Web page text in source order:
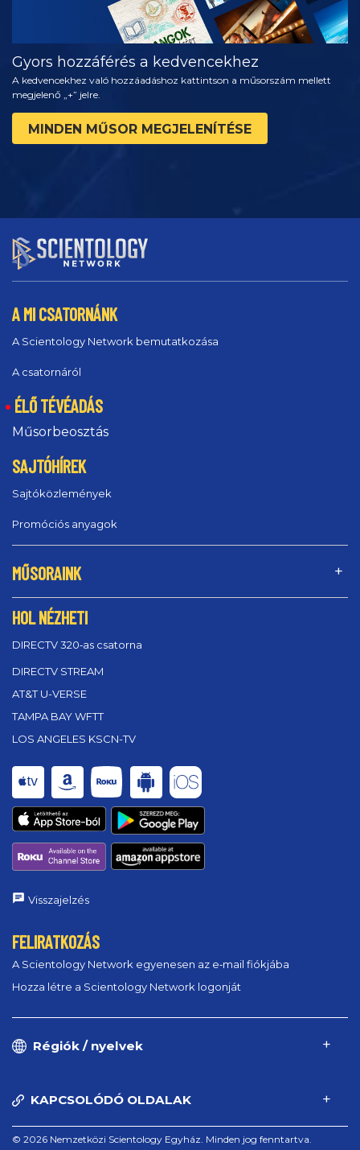
Gyors hozzáférés a kedvencekhez
A kedvencekhez való hozzáadáshoz kattintson a műsorszám mellett
megjelenő „+” jelre.
MINDEN MŰSOR MEGJELENÍTÉSE
A MI CSATORNÁNK
A Scientology Network bemutatkozása
A csatornáról
ÉLŐ TÉVÉADÁS
Műsorbeosztás
SAJTÓHÍREK
Sajtóközlemények
Promóciós anyagok
MŰSORAINK
HOL NÉZHETI
DIRECTV 320‑as csatorna
DIRECTV STREAM
AT&T U-VERSE
TAMPA BAY WFTT
LOS ANGELES KSCN-TV
Visszajelzés
FELIRATKOZÁS
A Scientology Network egyenesen az e‑mail fiókjába
Hozza létre a Scientology Network logonját
Régiók / nyelvek
KAPCSOLÓDÓ OLDALAK
© 2026 Nemzetközi Scientology Egyház. Minden jog fenntartva.